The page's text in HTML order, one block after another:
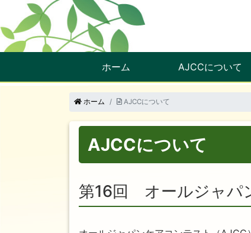
ホーム AJCCについて
ホーム AJCCについて
AJCCについて
第16回 オールジャパ